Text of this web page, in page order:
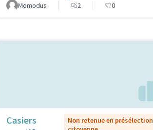
Momodus 2 0
Casiers
Non retenue en présélection